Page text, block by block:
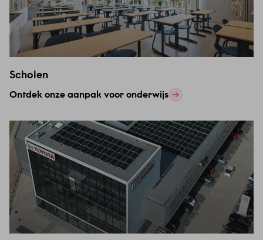
Scholen
Ontdek onze aanpak voor onderwijs